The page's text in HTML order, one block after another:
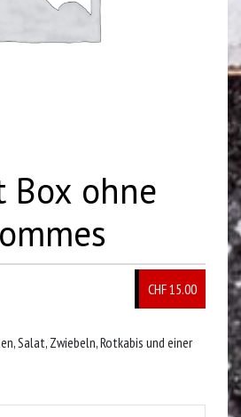
Box ohne
CHF 15.00
Salat, Zwiebeln, Rotkabis und einer